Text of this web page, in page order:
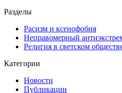
Разделы
Расизм и ксенофобия
Неправомерный
Религия в светском
Категории
Новости
Публикации